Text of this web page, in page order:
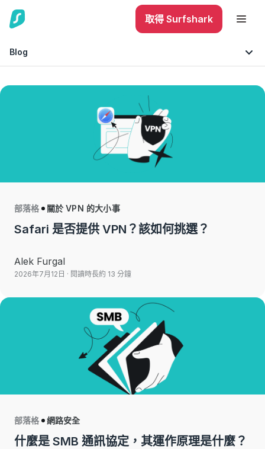
取得 Surfshark
Blog
部落格 關於 VPN 的大小事
Safari 是否提供 VPN？該如何挑選？
Alek Furgal
2026年7月12日 · 閱讀時長約 13 分鐘
部落格 網路安全
什麼是 SMB 通訊協定，其運作原理是什麼？